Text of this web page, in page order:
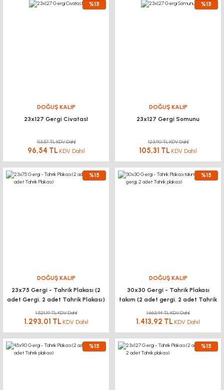
%15
DOĞUŞ KALIP
23x127 Gergi CivatasI
113,57 TL KDV Dahil
96,54 TL KDV Dahil
%15
DOĞUŞ KALIP
23x127 Gergi Somunu
123,90 TL KDV Dahil
105,31 TL KDV Dahil
%15
DOĞUŞ KALIP
23x75 Gergi - Tahrik Plakası (2
adet Gergi, 2 adet Tahrik Plakası)
1.521,19 TL KDV Dahil
1.293,01 TL KDV Dahil
%15
DOĞUŞ KALIP
30x30 Gergi - Tahrik Plakası
takım (2 adet gergi, 2 adet Tahrik
1.663,44 TL KDV Dahil
1.413,92 TL KDV Dahil
%15 %15